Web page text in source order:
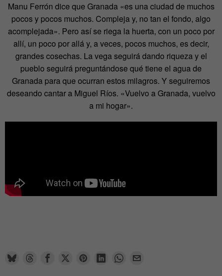
Manu Ferrón dice que Granada «es una ciudad de muchos
pocos y pocos muchos. Compleja y, no tan el fondo, algo
acomplejada». Pero así se riega la huerta, con un poco por
allí, un poco por allá y, a veces, pocos muchos, es decir,
grandes cosechas. La vega seguirá dando riqueza y el
pueblo seguirá preguntándose qué tiene el agua de
Granada para que ocurran estos milagros. Y seguiremos
deseando cantar a Miguel Ríos. «Vuelvo a Granada, vuelvo
a mi hogar».